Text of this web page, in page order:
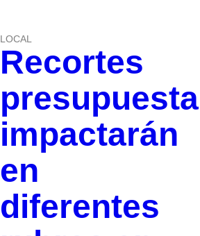
LOCAL
Recortes
impactarán
en
diferentes